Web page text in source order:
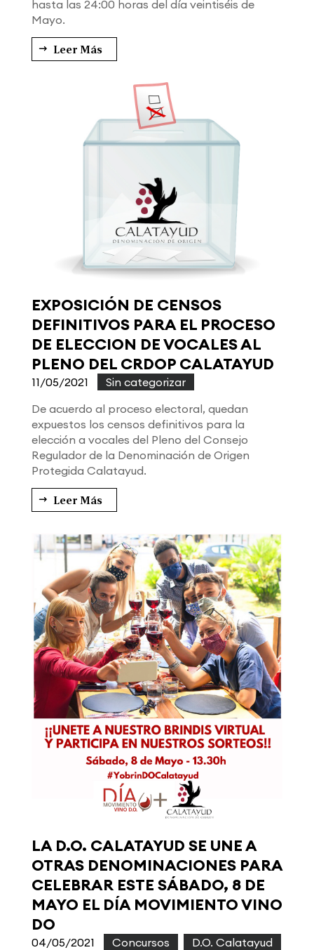
hasta las 24:00 horas del día veintiséis de
Mayo.
Leer Más
EXPOSICIÓN DE CENSOS
DEFINITIVOS PARA EL PROCESO
DE ELECCION DE VOCALES AL
PLENO DEL CRDOP CALATAYUD
11/05/2021
Sin categorizar
De acuerdo al proceso electoral, quedan
expuestos los censos definitivos para la
elección a vocales del Pleno del Consejo
Regulador de la Denominación de Origen
Protegida Calatayud.
Leer Más
LA D.O. CALATAYUD SE UNE A
OTRAS DENOMINACIONES PARA
CELEBRAR ESTE SÁBADO, 8 DE
MAYO EL DÍA MOVIMIENTO VINO
DO
04/05/2021 Concursos
D.O. Calatayud